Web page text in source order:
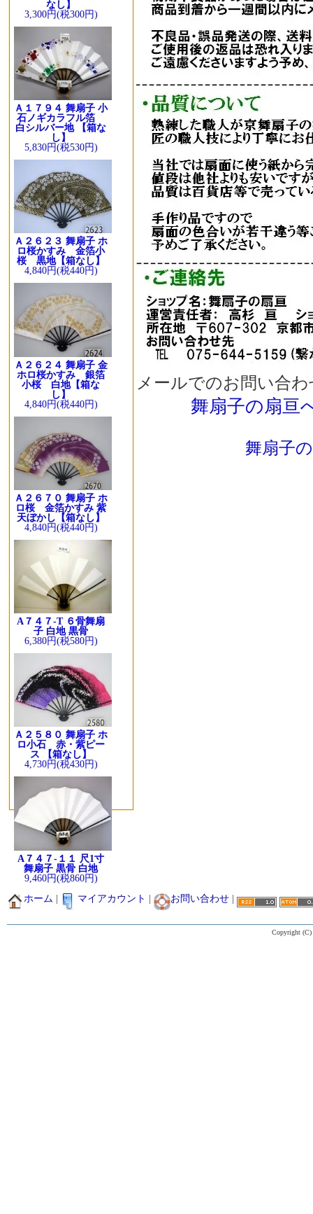
なし】
3,300円(税300円)
Ａ１７９４ 舞扇子 小
石ノギカラフル箔
白シルバー地 【箱な
し】
5,830円(税530円)
Ａ２６２３ 舞扇子 ホ
ロ桜かすみ 金箔小
桜 黒地【箱なし】
4,840円(税440円)
Ａ２６２４ 舞扇子 金
ホロ桜かすみ 銀箔
小桜 白地【箱な
し】
4,840円(税440円)
Ａ２６７０ 舞扇子 ホ
ロ桜 金箔かすみ 紫
天ぼかし【箱なし】
4,840円(税440円)
A７４７-T ６骨舞扇
子 白地 黒骨
6,380円(税580円)
Ａ２５８０ 舞扇子 ホ
ロ小石 赤・紫ピー
ス 【箱なし】
4,730円(税430円)
A７４７-１１ 尺1寸
舞扇子 黒骨 白地
9,460円(税860円)
メールでのお問い合
舞扇子の扇亘
舞扇子
ホーム マイアカウント お問い合わせ
Copyright (C)